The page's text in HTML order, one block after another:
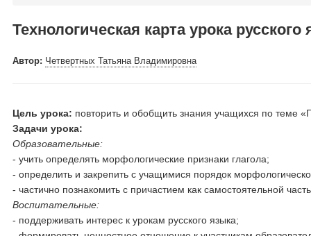
Технологическая карта урока русского
Автор: Четвертных Татьяна Владимировна
Цель урока: повторить и обобщить знания учащихся по теме
Задачи урока:
Образовательные:
- учить определять морфологические признаки глагола;
- определить и закрепить с учащимися порядок
- частично познакомить с причастием как самостоятельной
Воспитательные:
- поддерживать интерес к урокам русского языка;